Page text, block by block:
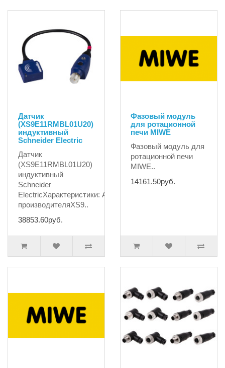
Датчик
(XS9E11RMBL01U20)
индуктивный
Schneider Electric
Датчик
(XS9E11RMBL01U20)
индуктивный
Schneider
ElectricХарактеристики: Артикул
производителяXS9..
38853.60руб.
Фазовый модуль
для ротационной
печи MIWE
Фазовый модуль для
ротационной печи
MIWE..
14161.50руб.